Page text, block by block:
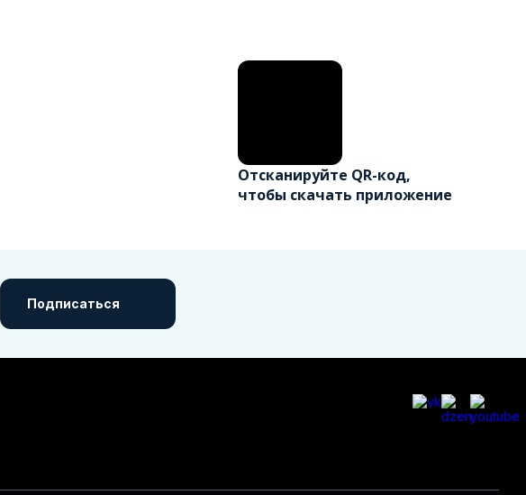
Отсканируйте QR-код,
чтобы скачать приложение
Подписаться